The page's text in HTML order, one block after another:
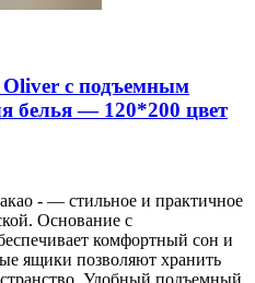
с подъемным
белья — 120*200 цвет
- — стильное и практичное
Основание с
комфортный сон и
ящики позволяют хранить
Удобный подъемный